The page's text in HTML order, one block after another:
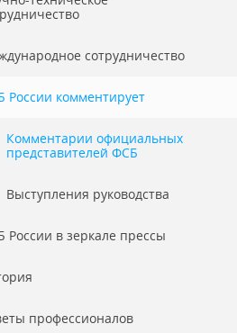
сотрудничество
России комментирует
Комментарии официальных
представителей ФСБ
Выступления руководства
России в зеркале прессы
профессионалов